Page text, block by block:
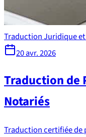
Traduction Juridique
20 avr. 2026
Traduction de
Notariés
Traduction certifiée